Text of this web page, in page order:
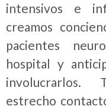
intensivos e
creamos
pacientes
hospital y
involucrarlos.
estrecho